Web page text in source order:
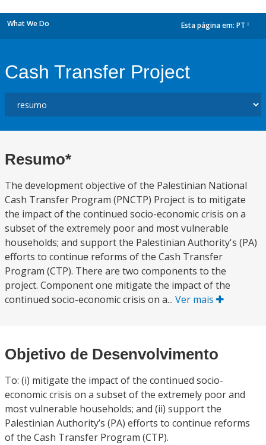
What We Do Esta página em: PT
Cash Transfer Project
Resumo*
The development objective of the Palestinian National
Cash Transfer Program (PNCTP) Project is to mitigate
the impact of the continued socio-economic crisis on a
subset of the extremely poor and most vulnerable
households; and support the Palestinian Authority's (PA)
efforts to continue reforms of the Cash Transfer
Program (CTP). There are two components to the
project. Component one mitigate the impact of the
continued socio-economic crisis on a... Ver mais
Objetivo de Desenvolvimento
To: (i) mitigate the impact of the continued socio-
economic crisis on a subset of the extremely poor and
most vulnerable households; and (ii) support the
Palestinian Authority’s (PA) efforts to continue reforms
of the Cash Transfer Program (CTP).